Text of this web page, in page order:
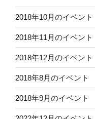
2018年10月のイベント
2018年11月のイベント
2018年12月のイベント
2018年8月のイベント
2018年9月のイベント